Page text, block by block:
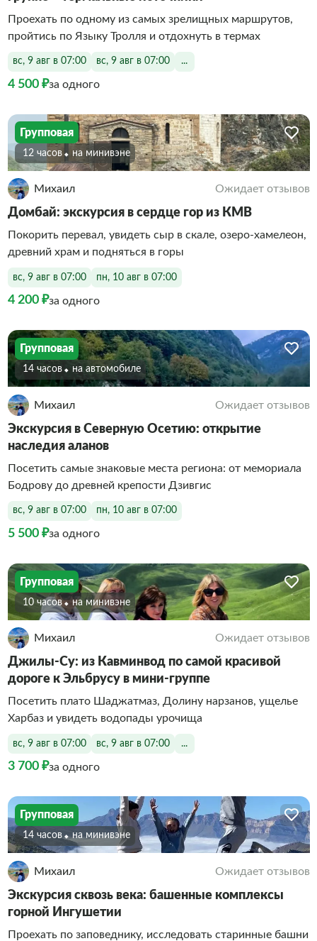
Проехать по одному из самых зрелищных маршрутов,
пройтись по Языку Тролля и отдохнуть в термах
вс, 9 авг в 07:00 вс, 9 авг в 07:00 ...
4 500 ₽за одного
Групповая
12 часов На минивэне
Михаил Ожидает отзывов
Домбай: экскурсия в сердце гор из КМВ
Покорить перевал, увидеть сыр в скале, озеро‑хамелеон,
древний храм и подняться в горы
вс, 9 авг в 07:00 пн, 10 авг в 07:00
4 200 ₽за одного
Групповая
14 часов На автомобиле
Михаил Ожидает отзывов
Экскурсия в Северную Осетию: открытие
наследия аланов
Посетить самые знаковые места региона: от мемориала
Бодрову до древней крепости Дзивгис
вс, 9 авг в 07:00 пн, 10 авг в 07:00
5 500 ₽за одного
Групповая
10 часов На минивэне
Михаил Ожидает отзывов
Джилы-Су: из Кавминвод по самой красивой
дороге к Эльбрусу в мини-группе
Посетить плато Шаджатмаз, Долину нарзанов, ущелье
Харбаз и увидеть водопады урочища
вс, 9 авг в 07:00 вс, 9 авг в 07:00 ...
3 700 ₽за одного
Групповая
14 часов На минивэне
Михаил Ожидает отзывов
Экскурсия сквозь века: башенные комплексы
горной Ингушетии
Проехать по заповеднику, исследовать старинные башни